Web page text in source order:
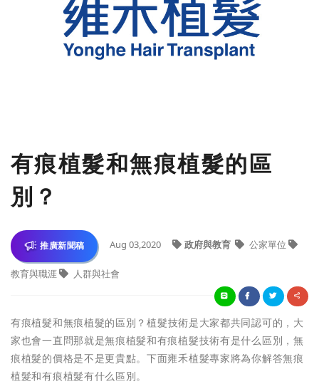
有痕植髮和無痕植髮的區
別？
推廣新聞稿 Aug 03,2020 政府與教育 公家單位
教育與職涯 人群與社會
有痕植髮和無痕植髮的區別？植髮技術是大家都共同認可的，大
家也會一直問那就是無痕植髮和有痕植髮技術有是什么區別，無
痕植髮的價格是不是更貴點。下面雍禾植髮專家將為你解答無痕
植髮和有痕植髮有什么區別。